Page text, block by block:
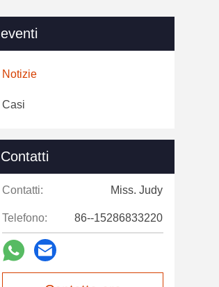
eventi
Notizie
Casi
Contatti
Contatti: Miss. Judy
Telefono: 86--15286833220